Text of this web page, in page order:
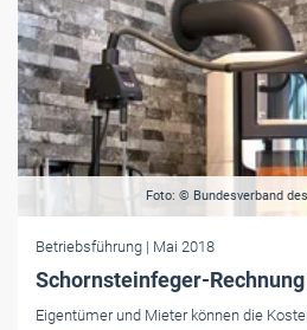
Foto: © Bundesverband
Betriebsführung | Mai 2018
Schornsteinfeger-
Eigentümer und Mieter können die